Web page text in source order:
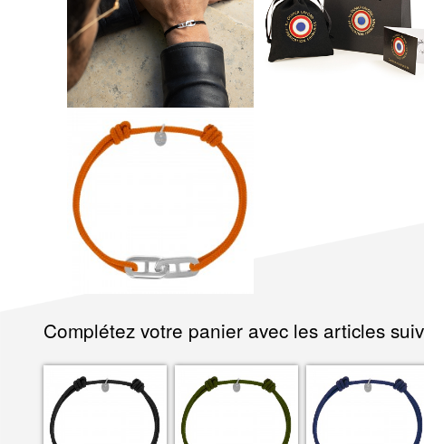
Complétez votre panier avec les articles